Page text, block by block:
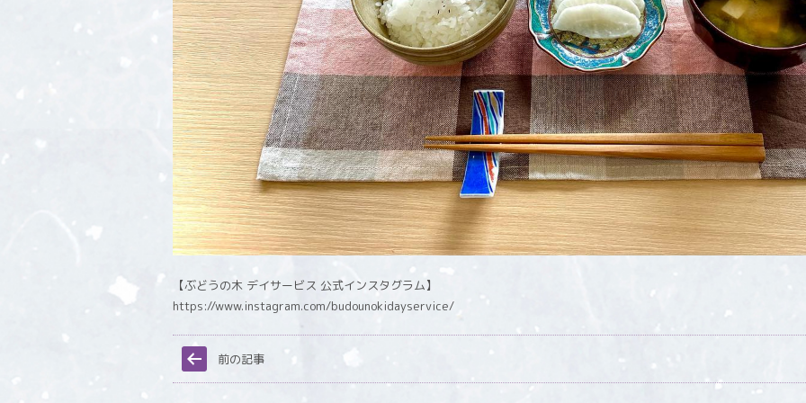
【ぶどうの木 デイサービス 公式インスタグラム】
https://www.instagram.com/budounokidayservice/
前の記事